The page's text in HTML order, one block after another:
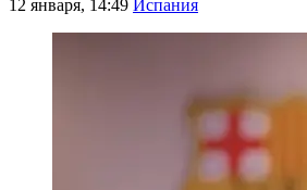
12 января, 14:49 Испания